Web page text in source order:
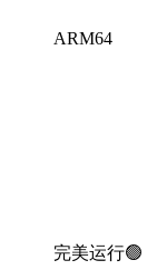
ARM64
完美运行🟢